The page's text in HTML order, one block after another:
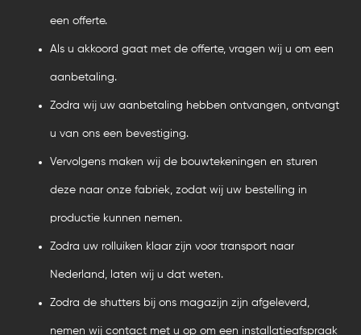
een offerte.
Als u akkoord gaat met de offerte, vragen wij u om een ​​
aanbetaling.
Zodra wij uw aanbetaling hebben ontvangen, ontvangt
u van ons een bevestiging.
Vervolgens maken wij de bouwtekeningen en sturen
deze naar onze fabriek, zodat wij uw bestelling in
productie kunnen nemen.
Zodra uw rolluiken klaar zijn voor transport naar
Nederland, laten wij u dat weten.
Zodra de shutters bij ons magazijn zijn afgeleverd,
nemen wij contact met u op om een ​​installatieafspraak